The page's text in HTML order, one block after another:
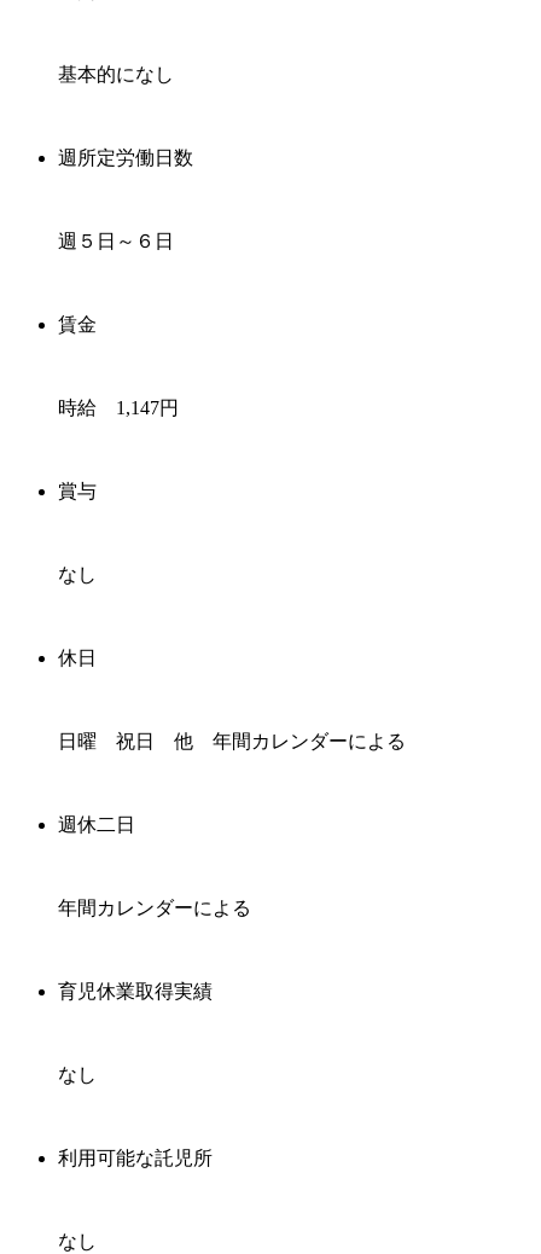
基本的になし
週所定労働日数
週５日～６日
賃金
時給 1,147円
賞与
なし
休日
日曜 祝日 他 年間カレンダーによる
週休二日
年間カレンダーによる
育児休業取得実績
なし
利用可能な託児所
なし